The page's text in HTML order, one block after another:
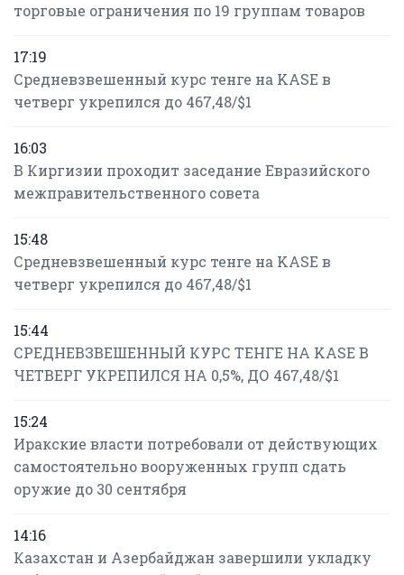
торговые ограничения по 19 группам товаров
17:19
Средневзвешенный курс тенге на KASE в
четверг укрепился до 467,48/$1
16:03
В Киргизии проходит заседание Евразийского
межправительственного совета
15:48
Средневзвешенный курс тенге на KASE в
четверг укрепился до 467,48/$1
15:44
СРЕДНЕВЗВЕШЕННЫЙ КУРС ТЕНГЕ НА KASE В
ЧЕТВЕРГ УКРЕПИЛСЯ НА 0,5%, ДО 467,48/$1
15:24
Иракские власти потребовали от действующих
самостоятельно вооруженных групп сдать
оружие до 30 сентября
14:16
Казахстан и Азербайджан завершили укладку